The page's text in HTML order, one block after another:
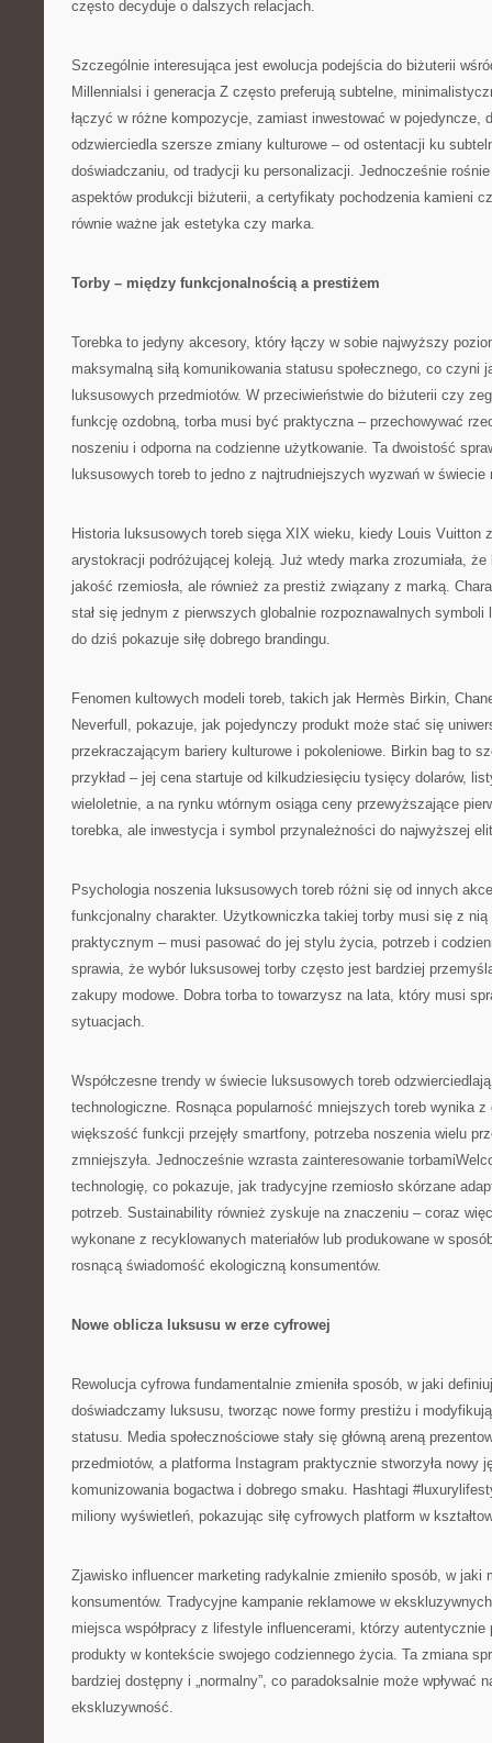
często decyduje o dalszych relacjach.
Szczególnie interesująca jest ewolucja podejścia do biżuterii
Millennialsi i generacja Z często preferują subtelne,
łączyć w różne kompozycje, zamiast inwestować w pojedyncze,
odzwierciedla szersze zmiany kulturowe – od ostentacji ku
doświadczaniu, od tradycji ku personalizacji. Jednocześnie
aspektów produkcji biżuterii, a certyfikaty pochodzenia kamieni
równie ważne jak estetyka czy marka.
Torby – między funkcjonalnością a prestiżem
Torebka to jedyny akcesory, który łączy w sobie najwyższy
maksymalną siłą komunikowania statusu społecznego, co czyni
luksusowych przedmiotów. W przeciwieństwie do biżuterii czy
funkcję ozdobną, torba musi być praktyczna – przechowywać
noszeniu i odporna na codzienne użytkowanie. Ta dwoistość
luksusowych toreb to jedno z najtrudniejszych wyzwań w świecie
Historia luksusowych toreb sięga XIX wieku, kiedy Louis Vuitton
arystokracji podróżującej koleją. Już wtedy marka zrozumiała,
jakość rzemiosła, ale również za prestiż związany z marką.
stał się jednym z pierwszych globalnie rozpoznawalnych symboli
do dziś pokazuje siłę dobrego brandingu.
Fenomen kultowych modeli toreb, takich jak Hermès Birkin,
Neverfull, pokazuje, jak pojedynczy produkt może stać się
przekraczającym bariery kulturowe i pokoleniowe. Birkin bag to
przykład – jej cena startuje od kilkudziesięciu tysięcy dolarów,
wieloletnie, a na rynku wtórnym osiąga ceny przewyższające
torebka, ale inwestycja i symbol przynależności do najwyższej
Psychologia noszenia luksusowych toreb różni się od innych
funkcjonalny charakter. Użytkowniczka takiej torby musi się z
praktycznym – musi pasować do jej stylu życia, potrzeb i
sprawia, że wybór luksusowej torby często jest bardziej
zakupy modowe. Dobra torba to towarzysz na lata, który musi
sytuacjach.
Współczesne trendy w świecie luksusowych toreb
technologiczne. Rosnąca popularność mniejszych toreb wynika
większość funkcji przejęły smartfony, potrzeba noszenia wielu
zmniejszyła. Jednocześnie wzrasta zainteresowanie
technologię, co pokazuje, jak tradycyjne rzemiosło skórzane
potrzeb. Sustainability również zyskuje na znaczeniu – coraz
wykonane z recyklowanych materiałów lub produkowane w
rosnącą świadomość ekologiczną konsumentów.
Nowe oblicza luksusu w erze cyfrowej
Rewolucja cyfrowa fundamentalnie zmieniła sposób, w jaki
doświadczamy luksusu, tworząc nowe formy prestiżu i
statusu. Media społecznościowe stały się główną areną
przedmiotów, a platforma Instagram praktycznie stworzyła nowy
komunizowania bogactwa i dobrego smaku. Hashtagi
miliony wyświetleń, pokazując siłę cyfrowych platform w
Zjawisko influencer marketing radykalnie zmieniło sposób, w jaki
konsumentów. Tradycyjne kampanie reklamowe w
miejsca współpracy z lifestyle influencerami, którzy autentycznie
produkty w kontekście swojego codziennego życia. Ta zmiana
bardziej dostępny i „normalny”, co paradoksalnie może wpływać
ekskluzywność.